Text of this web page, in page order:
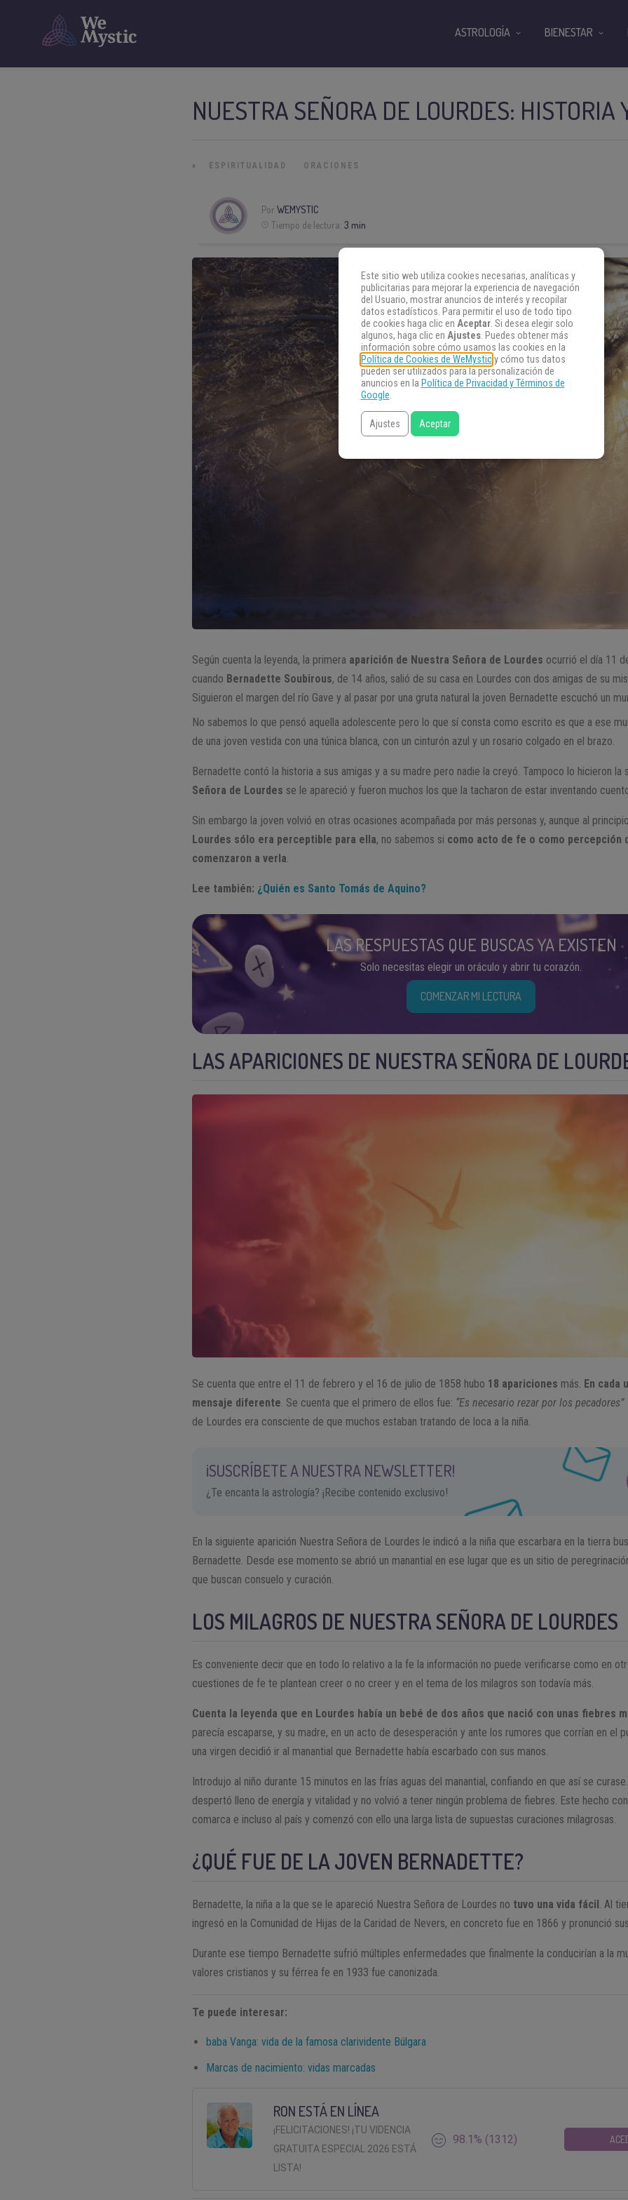
NUESTRA SEÑORA DE LOURDES: HISTORIA
» ESPIRITUALIDAD ORACIONES
Por WEMYSTIC
Tiempo de lectura: 3 min
Según cuenta la leyenda, la primera aparición de Nuestra Señora de Lourdes ocurrió el día 11
cuando Bernadette Soubirous, de 14 años, salió de su casa en Lourdes con dos amigas de su
Siguieron el margen del río Gave y al pasar por una gruta natural la joven Bernadette escuchó un
No sabemos lo que pensó aquella adolescente pero lo que sí consta como escrito es que a ese
de una joven vestida con una túnica blanca, con un cinturón azul y un rosario colgado en el brazo.
Bernadette contó la historia a sus amigas y a su madre pero nadie la creyó. Tampoco lo hicieron la
Señora de Lourdes se le apareció y fueron muchos los que la tacharon de estar inventando
Sin embargo la joven volvió en otras ocasiones acompañada por más personas y, aunque al
Lourdes sólo era perceptible para ella, no sabemos si como acto de fe o como
comenzaron a verla.
Lee también: ¿Quién es Santo Tomás de Aquino?
LAS RESPUESTAS QUE BUSCAS YA EXISTEN
Solo necesitas elegir un oráculo y abrir tu corazón.
COMENZAR MI LECTURA
LAS APARICIONES DE NUESTRA SEÑORA DE
Se cuenta que entre el 11 de febrero y el 16 de julio de 1858 hubo 18 apariciones más. En cada
mensaje diferente. Se cuenta que el primero de ellos fue: “Es necesario rezar por los pecadores”
de Lourdes era consciente de que muchos estaban tratando de loca a la niña.
¡SUSCRÍBETE A NUESTRA NEWSLETTER!
¿Te encanta la astrología? ¡Recibe contenido exclusivo!
En la siguiente aparición Nuestra Señora de Lourdes le indicó a la niña que escarbara en la tierra
Bernadette. Desde ese momento se abrió un manantial en ese lugar que es un sitio de
que buscan consuelo y curación.
LOS MILAGROS DE NUESTRA SEÑORA DE LOURDES
Es conveniente decir que en todo lo relativo a la fe la información no puede verificarse como en
cuestiones de fe te plantean creer o no creer y en el tema de los milagros son todavía más.
Cuenta la leyenda que en Lourdes había un bebé de dos años que nació con unas fiebres
parecía escaparse, y su madre, en un acto de desesperación y ante los rumores que corrían en el
una virgen decidió ir al manantial que Bernadette había escarbado con sus manos.
Introdujo al niño durante 15 minutos en las frías aguas del manantial, confiando en que así se
despertó lleno de energía y vitalidad y no volvió a tener ningún problema de fiebres. Este hecho
comarca e incluso al país y comenzó con ello una larga lista de supuestas curaciones milagrosas.
¿QUÉ FUE DE LA JOVEN BERNADETTE?
Bernadette, la niña a la que se le apareció Nuestra Señora de Lourdes no tuvo una vida fácil. Al
ingresó en la Comunidad de Hijas de la Caridad de Nevers, en concreto fue en 1866 y pronunció
Durante ese tiempo Bernadette sufrió múltiples enfermedades que finalmente la conducirían a la
valores cristianos y su férrea fe en 1933 fue canonizada.
Te puede interesar:
baba Vanga: vida de la famosa clarividente Búlgara
Marcas de nacimiento: vidas marcadas
RON ESTÁ EN LÍNEA
¡FELICITACIONES! ¡TU VIDENCIA
GRATUITA ESPECIAL 2026 ESTÁ
LISTA!
98.1% (1312)
ASTROLOGÍA BIENESTAR
Este sitio web utiliza cookies necesarias, analíticas y
publicitarias para mejorar la experiencia de navegación
del Usuario, mostrar anuncios de interés y recopilar
datos estadísticos. Para permitir el uso de todo tipo
de cookies haga clic en Aceptar. Si desea elegir solo
algunos, haga clic en Ajustes. Puedes obtener más
información sobre cómo usamos las cookies en la
Política de Cookies de WeMysticy cómo tus datos
pueden ser utilizados para la personalización de
anuncios en la Política de Privacidad y Términos de
Google.
Ajustes Aceptar